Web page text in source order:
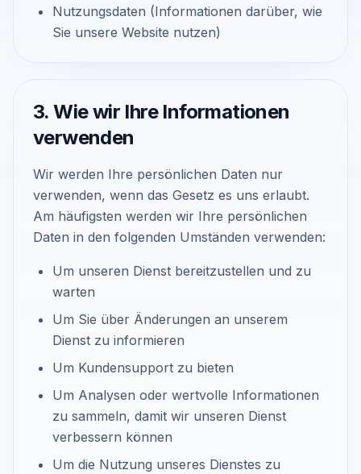
Nutzungsdaten (Informationen darüber, wie
Sie unsere Website nutzen)
3. Wie wir Ihre Informationen
verwenden
Wir werden Ihre persönlichen Daten nur
verwenden, wenn das Gesetz es uns erlaubt.
Am häufigsten werden wir Ihre persönlichen
Daten in den folgenden Umständen verwenden:
Um unseren Dienst bereitzustellen und zu
warten
Um Sie über Änderungen an unserem
Dienst zu informieren
Um Kundensupport zu bieten
Um Analysen oder wertvolle Informationen
zu sammeln, damit wir unseren Dienst
verbessern können
Um die Nutzung unseres Dienstes zu